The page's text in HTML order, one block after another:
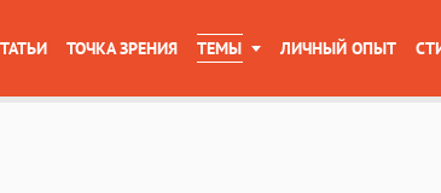
ТОЧКА ЗРЕНИЯ ТЕМЫ ЛИЧНЫЙ ОПЫТ